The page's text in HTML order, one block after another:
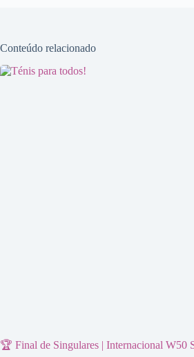
Conteúdo relacionado
🏆 Final de Singulares | Internacional W50